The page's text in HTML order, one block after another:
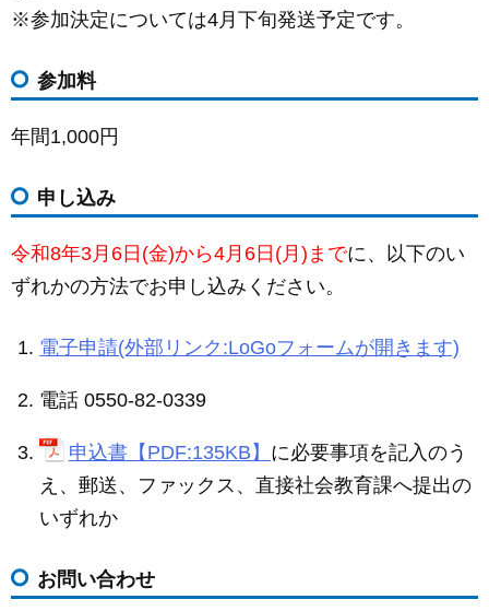
※参加決定については4月下旬発送予定です。
参加料
年間1,000円
申し込み
令和8年3月6日(金)から4月6日(月)までに、以下のい
ずれかの方法でお申し込みください。
電子申請(外部リンク:LoGoフォームが開きます)
電話 0550-82-0339
申込書【PDF:135KB】 に必要事項を記入のう
え、郵送、ファックス、直接社会教育課へ提出の
いずれか
お問い合わせ